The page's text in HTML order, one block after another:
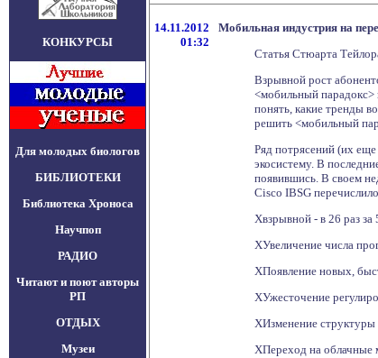
КОНКУРСЫ
Для молодых биологов
БИБЛИОТЕКИ
Библиотека Хроноса
Научпоп
РАДИО
Читают и поют авторы
РП
ОТДЫХ
Музеи
14.11.2012
01:32
Мобильная индустрия на
Статья Стюарта
Взрывной рост
<мобильный парадокс>
понять, какие тренды
решить <мобильный
Ряд потрясений (их
экосистему. В
появившись. В своем
Cisco IBSG
Хвзрывной - в 26 раз
ХУвеличение числа
ХПоявление новых,
ХУжесточение
ХИзменение структуры
ХПереход на облачные